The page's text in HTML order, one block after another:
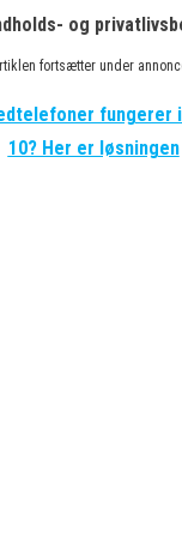
og
fortsætter under
fungerer
10? Her er løsningen